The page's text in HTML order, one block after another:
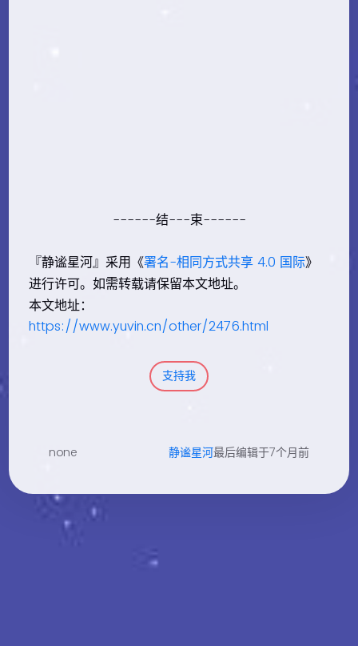
------结---束------
『静谧星河』采用《署名-相同方式共享 4.0 国际》
进行许可。如需转载请保留本文地址。
本文地址：
https://www.yuvin.cn/other/2476.html
支持我
none 静谧星河最后编辑于7个月前